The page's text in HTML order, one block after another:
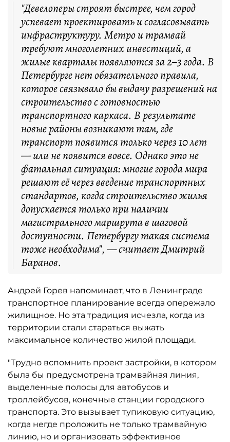
"Девелоперы строят быстрее, чем город
успевает проектировать и согласовывать
инфраструктуру. Метро и трамвай
требуют многолетних инвестиций, а
жилые кварталы появляются за 2–3 года. В
Петербурге нет обязательного правила,
которое связывало бы выдачу разрешений на
строительство с готовностью
транспортного каркаса. В результате
новые районы возникают там, где
транспорт появится только через 10 лет
— или не появится вовсе. Однако это не
фатальная ситуация: многие города мира
решают её через введение транспортных
стандартов, когда строительство жилья
допускается только при наличии
магистрального маршрута в шаговой
доступности. Петербургу такая система
тоже необходима", — считает Дмитрий
Баранов.
Андрей Горев напоминает, что в Ленинграде
транспортное планирование всегда опережало
жилищное. Но эта традиция исчезла, когда из
территории стали стараться выжать
максимальное количество жилой площади.
"Трудно вспомнить проект застройки, в котором
была бы предусмотрена трамвайная линия,
выделенные полосы для автобусов и
троллейбусов, конечные станции городского
транспорта. Это вызывает тупиковую ситуацию,
когда негде проложить не только трамвайную
линию, но и организовать эффективное